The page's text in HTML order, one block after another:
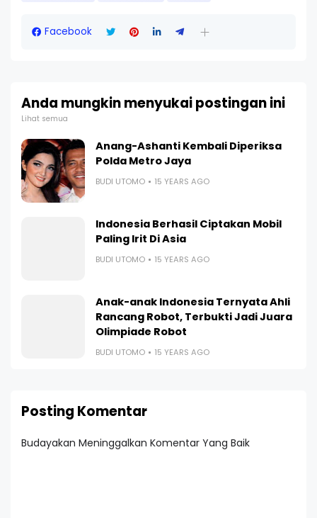
Facebook
Anda mungkin menyukai postingan ini
Lihat semua
Anang-Ashanti Kembali Diperiksa
Polda Metro Jaya
BUDI UTOMO 15 YEARS AGO
Indonesia Berhasil Ciptakan Mobil
Paling Irit Di Asia
BUDI UTOMO 15 YEARS AGO
Anak-anak Indonesia Ternyata Ahli
Rancang Robot, Terbukti Jadi Juara
Olimpiade Robot
BUDI UTOMO 15 YEARS AGO
Posting Komentar
Budayakan Meninggalkan Komentar Yang Baik